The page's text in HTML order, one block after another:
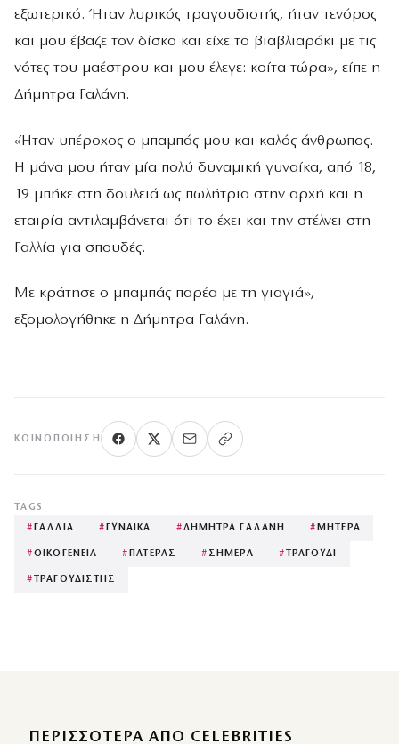
εξωτερικό. Ήταν λυρικός τραγουδιστής, ήταν τενόρος
και μου έβαζε τον δίσκο και είχε το βιαβλιαράκι με τις
νότες του μαέστρου και μου έλεγε: κοίτα τώρα», είπε η
Δήμητρα Γαλάνη.
«Ήταν υπέροχος ο μπαμπάς μου και καλός άνθρωπος.
Η μάνα μου ήταν μία πολύ δυναμική γυναίκα, από 18,
19 μπήκε στη δουλειά ως πωλήτρια στην αρχή και η
εταιρία αντιλαμβάνεται ότι το έχει και την στέλνει στη
Γαλλία για σπουδές.
Με κράτησε ο μπαμπάς παρέα με τη γιαγιά»,
εξομολογήθηκε η Δήμητρα Γαλάνη.
ΚΟΙΝΟΠΟΊΗΣΗ
TAGS
# ΓΑΛΛΙΑ # ΓΥΝΑΙΚΑ #ΔΗΜΗΤΡΑ ΓΑΛΑΝΗ # ΜΗΤΕΡΑ
#ΟΙΚΟΓΕΝΕΙΑ # ΠΑΤΕΡΑΣ # ΣΗΜΕΡΑ # ΤΡΑΓΟΥΔΙ
# ΤΡΑΓΟΥΔΙΣΤΗΣ
ΠΕΡΙΣΣΌΤΕΡΑ ΑΠΌ CELEBRITIES